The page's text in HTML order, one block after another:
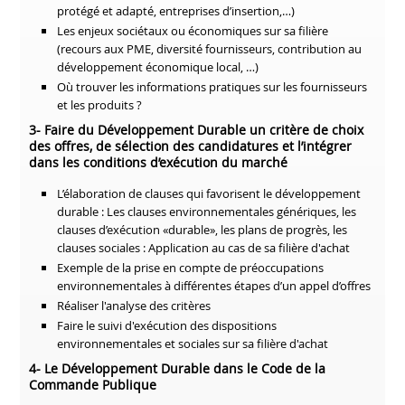
protégé et adapté, entreprises d’insertion,…)
Les enjeux sociétaux ou économiques sur sa filière
(recours aux PME, diversité fournisseurs, contribution au
développement économique local, …)
Où trouver les informations pratiques sur les fournisseurs
et les produits ?
3- Faire du Développement Durable un critère de choix
des offres, de sélection des candidatures et l’intégrer
dans les conditions d’exécution du marché
L’élaboration de clauses qui favorisent le développement
durable : Les clauses environnementales génériques, les
clauses d’exécution «durable», les plans de progrès, les
clauses sociales : Application au cas de sa filière d'achat
Exemple de la prise en compte de préoccupations
environnementales à différentes étapes d’un appel d’offres
Réaliser l'analyse des critères
Faire le suivi d'exécution des dispositions
environnementales et sociales sur sa filière d'achat
4- Le Développement Durable dans le Code de la
Commande Publique